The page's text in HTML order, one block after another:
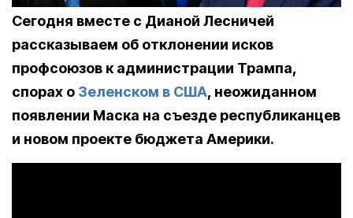
Сегодня вместе с Дианой Лесничей
рассказываем об отклонении исков
профсоюзов к администрации Трампа,
спорах о Зеленском в США, неожиданном
появлении Маска на съезде республиканцев
и новом проекте бюджета Америки.